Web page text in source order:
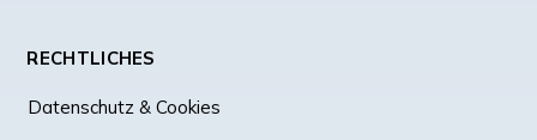
RECHTLICHES
Datenschutz & Cookies